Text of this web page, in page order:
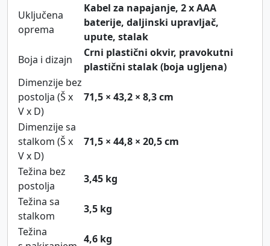
Uključena
oprema
Kabel za napajanje, 2 x AAA
baterije, daljinski upravljač,
upute, stalak
Boja i dizajn
Crni plastični okvir, pravokutni
plastični stalak (boja ugljena)
Dimenzije bez
postolja (Š x
V x D)
71,5 × 43,2 × 8,3 cm
Dimenzije sa
stalkom (Š x
V x D)
71,5 × 44,8 × 20,5 cm
Težina bez
postolja
3,45 kg
Težina sa
stalkom
3,5 kg
Težina
4,6 kg